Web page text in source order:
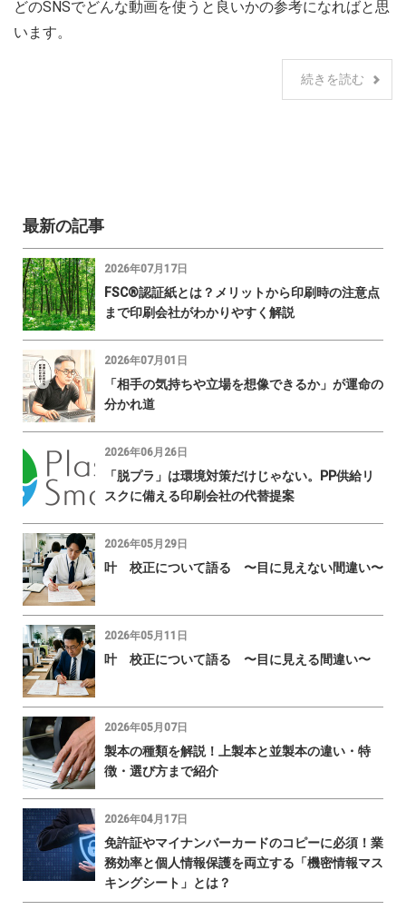
どのSNSでどんな動画を使うと良いかの参考になればと思
います。
続きを読む
最新の記事
2026年07月17日
FSC®認証紙とは？メリットから印刷時の注意点
まで印刷会社がわかりやすく解説
2026年07月01日
「相手の気持ちや立場を想像できるか」が運命の
分かれ道
2026年06月26日
「脱プラ」は環境対策だけじゃない。PP供給リ
スクに備える印刷会社の代替提案
2026年05月29日
叶 校正について語る 〜目に見えない間違い〜
2026年05月11日
叶 校正について語る 〜目に見える間違い〜
2026年05月07日
製本の種類を解説！上製本と並製本の違い・特
徴・選び方まで紹介
2026年04月17日
免許証やマイナンバーカードのコピーに必須！業
務効率と個人情報保護を両立する「機密情報マス
キングシート」とは？